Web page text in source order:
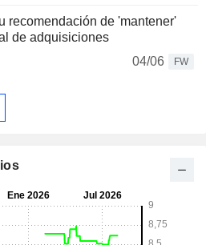
recomendación de 'mantener'
de adquisiciones
04/06
FW